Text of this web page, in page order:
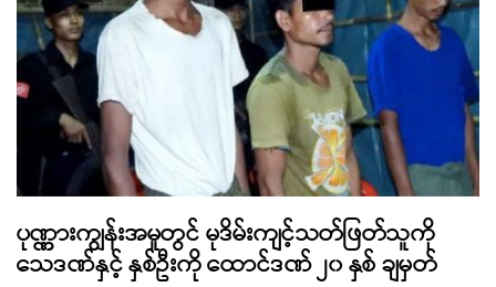
ပုဏ္ဏားကျွန်းအမှုတွင် မုဒိမ်းကျင့်သတ်ဖြတ်သူကို
သေဒဏ်နှင့် နှစ်ဦးကို ထောင်ဒဏ် ၂၀ နှစ် ချမှတ်